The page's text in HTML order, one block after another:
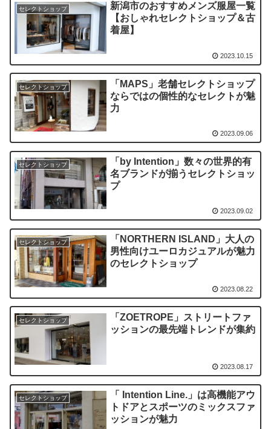
セレクトショップ
新潟市のおすすめメンズ服屋一覧
【おしゃれセレクトショップ＆古
着屋】
2023.10.15
セレクトショップ
「MAPS」老舗セレクトショップ
ならではの個性的なセレクトが魅
力
2023.09.06
セレクトショップ
「by Intention」数々の世界的有
名ブランドが揃うセレクトショッ
プ
2023.09.02
セレクトショップ
「NORTHERN ISLAND」大人の
男性向けユーロカジュアルが魅力
のセレクトショップ
2023.08.22
セレクトショップ
「ZOETROPE」ストリートファ
ッションの最先端トレンドが集約
2023.08.17
セレクトショップ
「 Intention Line.」は高機能アウ
トドアとスポーツのミックスファ
ッションが魅力